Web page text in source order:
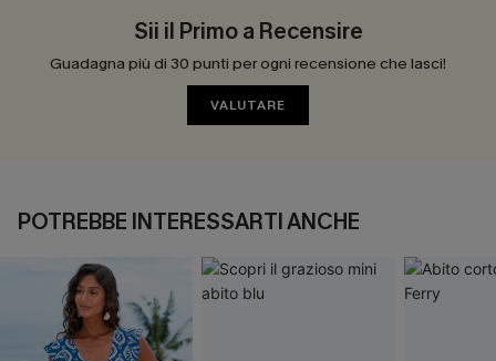
Sii il Primo a Recensire
Guadagna più di 30 punti per ogni recensione che lasci!
VALUTARE
POTREBBE INTERESSARTI ANCHE